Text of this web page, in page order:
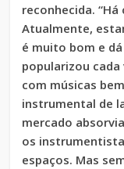
reconhecida.
Atualmente,
é muito bom e
popularizou
com músicas
instrumental de
mercado
os
espaços. Mas